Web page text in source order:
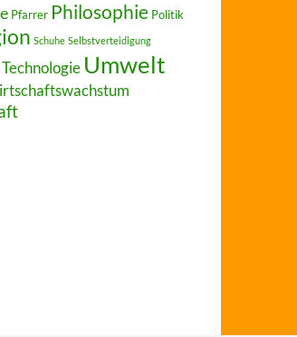
Pfarrer Philosophie Politik
Schuhe Selbstverteidigung
Technologie Umwelt